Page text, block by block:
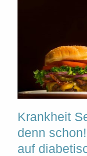
Krankheit
denn
auf